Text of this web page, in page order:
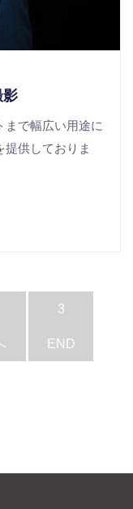
影
まで幅広い用途に
供しておりま
3
END